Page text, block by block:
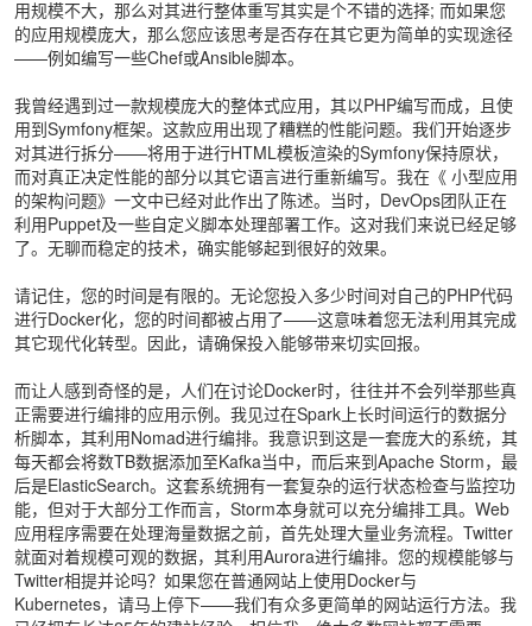
用规模不大，那么对其进行整体重写其实是个不错的选择; 而如果您
的应用规模庞大，那么您应该思考是否存在其它更为简单的实现途径
——例如编写一些Chef或Ansible脚本。
我曾经遇到过一款规模庞大的整体式应用，其以PHP编写而成，且使
用到Symfony框架。这款应用出现了糟糕的性能问题。我们开始逐步
对其进行拆分——将用于进行HTML模板渲染的Symfony保持原状，
而对真正决定性能的部分以其它语言进行重新编写。我在《 小型应用
的架构问题》一文中已经对此作出了陈述。当时，DevOps团队正在
利用Puppet及一些自定义脚本处理部署工作。这对我们来说已经足够
了。无聊而稳定的技术，确实能够起到很好的效果。
请记住，您的时间是有限的。无论您投入多少时间对自己的PHP代码
进行Docker化，您的时间都被占用了——这意味着您无法利用其完成
其它现代化转型。因此，请确保投入能够带来切实回报。
而让人感到奇怪的是，人们在讨论Docker时，往往并不会列举那些真
正需要进行编排的应用示例。我见过在Spark上长时间运行的数据分
析脚本，其利用Nomad进行编排。我意识到这是一套庞大的系统，其
每天都会将数TB数据添加至Kafka当中，而后来到Apache Storm，最
后是ElasticSearch。这套系统拥有一套复杂的运行状态检查与监控功
能，但对于大部分工作而言，Storm本身就可以充分编排工具。Web
应用程序需要在处理海量数据之前，首先处理大量业务流程。Twitter
就面对着规模可观的数据，其利用Aurora进行编排。您的规模能够与
Twitter相提并论吗？如果您在普通网站上使用Docker与
Kubernetes，请马上停下——我们有众多更简单的网站运行方法。我